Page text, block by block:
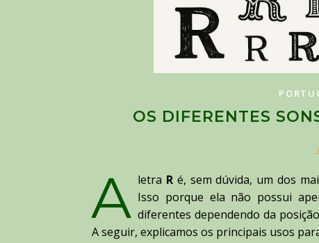
OS DIFERENTES
A letra Ré, sem dúvida, um dos
Isso porque ela não possui
diferentes dependendo da
A seguir, explicamos os principais usos